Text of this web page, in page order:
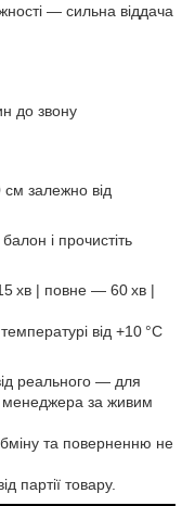
— сильна віддача
до звону
см залежно від
і прочистіть
хв | повне — 60 хв |
від +10 °C
реального — для
менеджера за живим
та поверненню не
партії товару.